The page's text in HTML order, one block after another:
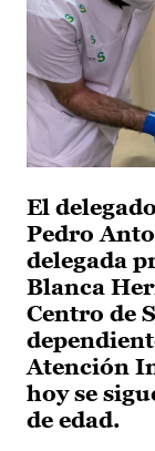
El
Pedro
delegada
Blanca
Centro de
Atención
hoy se
de edad.